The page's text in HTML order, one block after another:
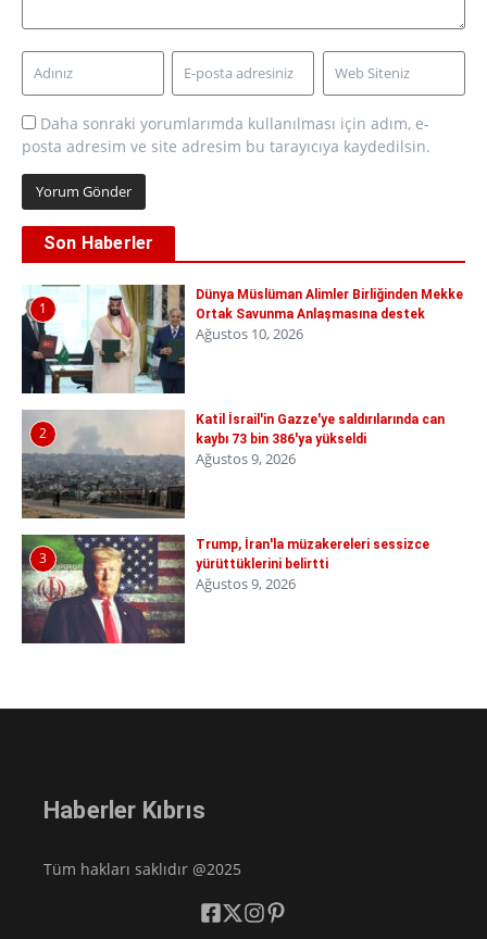
Daha sonraki yorumlarımda kullanılması için adım, e-
posta adresim ve site adresim bu tarayıcıya kaydedilsin.
Son Haberler
1
Dünya Müslüman Alimler Birliğinden Mekke
Ortak Savunma Anlaşmasına destek
Ağustos 10, 2026
2
Katil İsrail'in Gazze'ye saldırılarında can
kaybı 73 bin 386'ya yükseldi
Ağustos 9, 2026
3
Trump, İran'la müzakereleri sessizce
yürüttüklerini belirtti
Ağustos 9, 2026
Haberler Kıbrıs
Tüm hakları saklıdır @2025